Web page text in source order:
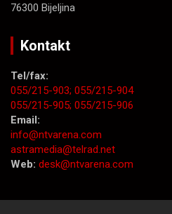
76300 Bijeljina
Kontakt
Tel/fax:
055/215-903; 055/215-904
055/215-905; 055/215-906
Email:
info@ntvarena.com
astramedia@telrad.net
Web: desk@ntvarena.com